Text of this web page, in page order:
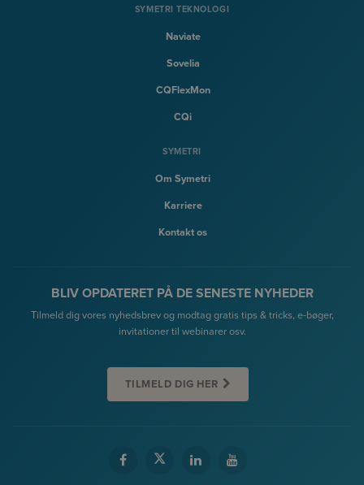
SYMETRI TEKNOLOGI
Naviate
Sovelia
CQFlexMon
CQi
SYMETRI
Om Symetri
Karriere
Kontakt os
BLIV OPDATERET PÅ DE SENESTE NYHEDER
Tilmeld dig vores nyhedsbrev og modtag gratis tips & tricks, e-bøger,
invitationer til webinarer osv.
TILMELD DIG HER